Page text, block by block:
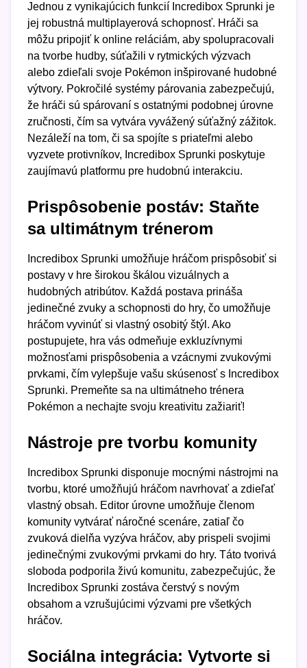
Jednou z vynikajúcich funkcií Incredibox Sprunki je
jej robustná multiplayerová schopnosť. Hráči sa
môžu pripojiť k online reláciám, aby spolupracovali
na tvorbe hudby, súťažili v rytmických výzvach
alebo zdieľali svoje Pokémon inšpirované hudobné
výtvory. Pokročilé systémy párovania zabezpečujú,
že hráči sú spárovaní s ostatnými podobnej úrovne
zručnosti, čím sa vytvára vyvážený súťažný zážitok.
Nezáleží na tom, či sa spojíte s priateľmi alebo
vyzvete protivníkov, Incredibox Sprunki poskytuje
zaujímavú platformu pre hudobnú interakciu.
Prispôsobenie postáv: Staňte
sa ultimátnym trénerom
Incredibox Sprunki umožňuje hráčom prispôsobiť si
postavy v hre širokou škálou vizuálnych a
hudobných atribútov. Každá postava prináša
jedinečné zvuky a schopnosti do hry, čo umožňuje
hráčom vyvinúť si vlastný osobitý štýl. Ako
postupujete, hra vás odmeňuje exkluzívnymi
možnosťami prispôsobenia a vzácnymi zvukovými
prvkami, čím vylepšuje vašu skúsenosť s Incredibox
Sprunki. Premeňte sa na ultimátneho trénera
Pokémon a nechajte svoju kreativitu zažiariť!
Nástroje pre tvorbu komunity
Incredibox Sprunki disponuje mocnými nástrojmi na
tvorbu, ktoré umožňujú hráčom navrhovať a zdieľať
vlastný obsah. Editor úrovne umožňuje členom
komunity vytvárať náročné scenáre, zatiaľ čo
zvuková dielňa vyzýva hráčov, aby prispeli svojimi
jedinečnými zvukovými prvkami do hry. Táto tvorivá
sloboda podporila živú komunitu, zabezpečujúc, že
Incredibox Sprunki zostáva čerstvý s novým
obsahom a vzrušujúcimi výzvami pre všetkých
hráčov.
Sociálna integrácia: Vytvorte si